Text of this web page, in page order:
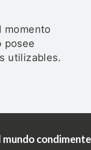
momento
posee
utilizables.
mundo